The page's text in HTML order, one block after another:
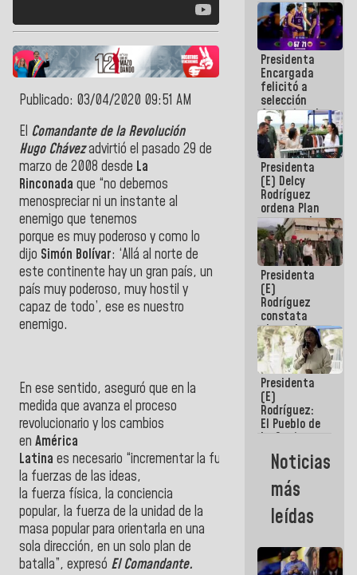
Publicado: 03/04/2020 09:51 AM
El Comandante de la Revolución
Hugo Chávezadvirtió el pasado 29 de
marzo de 2008 desde La
Rinconada que “no debemos
menospreciar ni un instante al
enemigo que tenemos
porque es muy poderoso y como lo
dijo Simón Bolívar: ‘Allá al norte de
este continente hay un gran país, un
país muy poderoso, muy hostil y
capaz de todo’, ese es nuestro
enemigo.
En ese sentido, aseguró que en la
medida que avanza el proceso
revolucionario y los cambios
en América
Latina es necesario “incrementar la fuerza del pueblo,
la fuerzas de las ideas,
la fuerza física, la conciencia
popular, la fuerza de la unidad de la
masa popular para orientarla en una
sola dirección, en un solo plan de
batalla”, expresó El Comandante.
representa
un capítulo
decisivo en
la gesta
emancipadora
de nuestra
América
Presidenta
Encargada
felicitó a
selección
femenina de
baloncesto
por su
clasificación
a la
AmeriCup
2027
Presidenta
(E) Delcy
Rodríguez
ordena Plan
maestro de
desarrollo
logístico y
turístico
para La
Guaira
Presidenta
(E)
Rodríguez
constata
obras de
rehabilitación
de Escuela
Militar de
Mamo en La
Guaira
Presidenta
(E)
Rodríguez:
El Pueblo de
La Guaira
siempre
estará
acompañada
por el
Gobierno
Nacional
Noticias
más
leídas